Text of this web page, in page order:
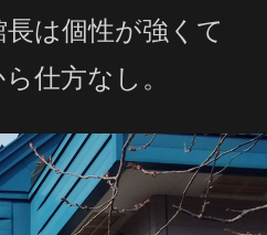
は個性が強くて
仕方なし。